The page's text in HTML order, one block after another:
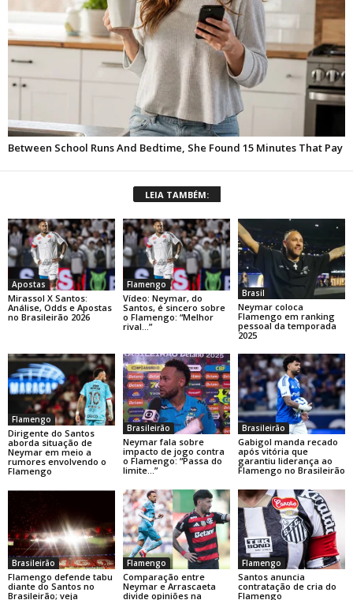
LEIA TAMBÉM:
Apostas
Mirassol X Santos:
Análise, Odds e Apostas
no Brasileirão 2026
Flamengo
Vídeo: Neymar, do
Santos, é sincero sobre
o Flamengo: “Melhor
rival…”
Brasil
Neymar coloca
Flamengo em ranking
pessoal da temporada
2025
Flamengo
Dirigente do Santos
aborda situação de
Neymar em meio a
rumores envolvendo o
Flamengo
Brasileirão
Neymar fala sobre
impacto de jogo contra
o Flamengo: “Passa do
limite…”
Brasileirão
Gabigol manda recado
após vitória que
garantiu liderança ao
Flamengo no Brasileirão
Brasileirão
Flamengo defende tabu
diante do Santos no
Brasileirão; veja
Flamengo
Comparação entre
Neymar e Arrascaeta
divide opiniões na
Flamengo
Santos anuncia
contratação de cria do
Flamengo